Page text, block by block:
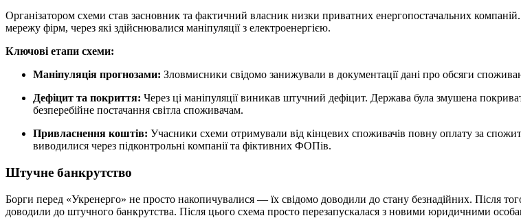
Організатором схеми став засновник та фактичний власник низки приватних енергопостачальних
мережу фірм, через які здійснювалися маніпуляції з електроенергією.
Ключові етапи схеми:
Маніпуляція прогнозами: Зловмисники свідомо занижували в документації дані про обсяги
Дефіцит та покриття: Через ці маніпуляції виникав штучний дефіцит. Держава була змушена
безперебійне постачання світла споживачам.
Привласнення коштів: Учасники схеми отримували від кінцевих споживачів повну оплату за
виводилися через підконтрольні компанії та фіктивних ФОПів.
Штучне банкрутство
Борги перед «Укренерго» не просто накопичувалися — їх свідомо доводили до стану безнадійних. Після
доводили до штучного банкрутства. Після цього схема просто перезапускалася з новими юридичними